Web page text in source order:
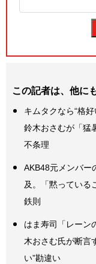
この記者は、他に
キムタクなら“格好
鈴木おさむが「猛
不条理
AKB48元メンバー
及。「黙っている
鉄則
はま寿司「レーン
木おさむ氏が断言
い”勘違い